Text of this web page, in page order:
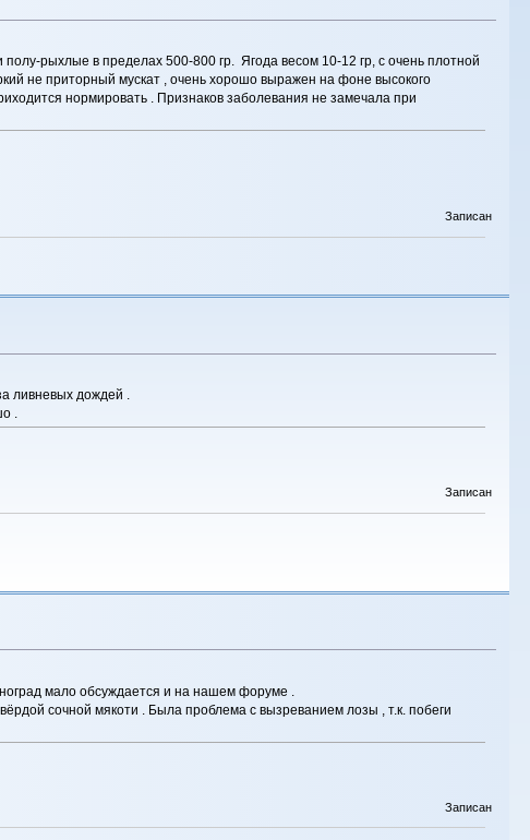
рыхлые в пределах 500-800 гр. Ягода весом 10-12 гр, с очень плотной
не приторный мускат , очень хорошо выражен на фоне высокого
нормировать . Признаков заболевания не замечала при
Записан
ливневых дождей .
.
Записан
мало обсуждается и на нашем форуме .
сочной мякоти . Была проблема с вызреванием лозы , т.к. побеги
Записан